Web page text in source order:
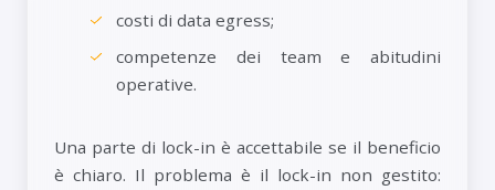
costi di data egress;
competenze dei team e abitudini
operative.
Una parte di lock-in è accettabile se il beneficio
è chiaro. Il problema è il lock-in non gestito: